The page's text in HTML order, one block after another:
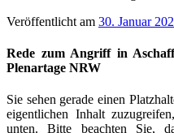
Veröffentlicht am 30. Januar
Rede zum Angriff in
Plenartage NRW
Sie sehen gerade einen
eigentlichen Inhalt
unten. Bitte beachten Sie,